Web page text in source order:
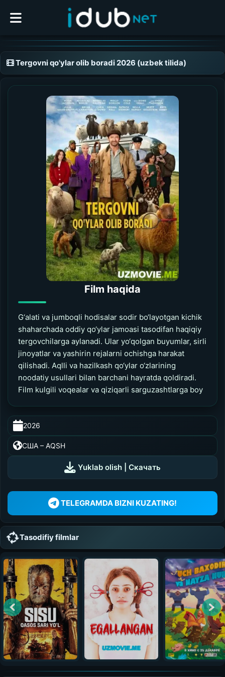
Tergovni qo'ylar olib boradi 2026 (uzbek tilida)
Film haqida
G‘alati va jumboqli hodisalar sodir bo‘layotgan kichik
shaharchada oddiy qo‘ylar jamoasi tasodifan haqiqiy
tergovchilarga aylanadi. Ular yo‘qolgan buyumlar, sirli
jinoyatlar va yashirin rejalarni ochishga harakat
qilishadi. Aqlli va hazilkash qo‘ylar o‘zlarining
noodatiy usullari bilan barchani hayratda qoldiradi.
Film kulgili voqealar va qiziqarli sarguzashtlarga boy
2026
США – AQSH
0:00
Yuklab olish | Скачать
TELEGRAMDA BIZNI KUZATING!
Tasodifiy filmlar